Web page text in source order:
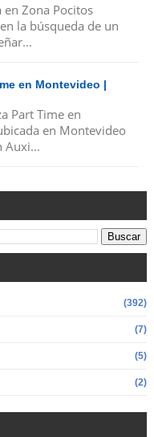
Zona Pocitos
la búsqueda de un
en Montevideo |
Part Time en
en Montevideo
Auxi...
(392)
(7)
(5)
(2)